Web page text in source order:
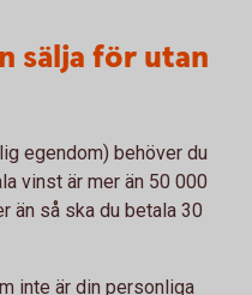
sälja för utan
egendom) behöver du
vinst är mer än 50 000
än så ska du betala 30
inte är din personliga